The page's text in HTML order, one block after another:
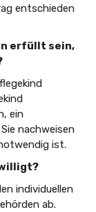
entschieden
erfüllt sein,
ein
nachweisen
ist.
individuellen
ab.